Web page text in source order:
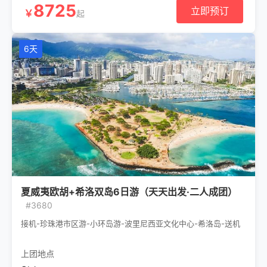
￥8725起 立即预订
6天
夏威夷欧胡+希洛双岛6日游（天天出发·二人成团）
#3680
接机-珍珠港市区游-小环岛游-波里尼西亚文化中心-希洛岛-送机
上团地点